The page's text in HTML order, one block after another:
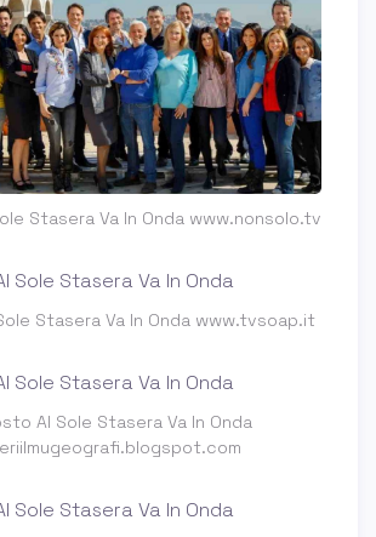
Stasera Va In Onda www.nonsolo.tv
Stasera Va In Onda www.tvsoap.it
Al Sole Stasera Va In Onda